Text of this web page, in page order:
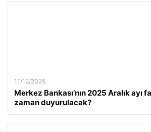
11/12/2025
Merkez Bankası’nın 2025 Aralık ayı
zaman duyurulacak?